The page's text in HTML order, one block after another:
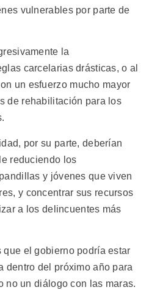
vulnerables por parte de
la
carcelarias drásticas, o al
un esfuerzo mucho mayor
de rehabilitación para los
por su parte, deberían
reduciendo los
y jóvenes que viven
y concentrar sus recursos
a los delincuentes más
que el gobierno podría estar
dentro del próximo año para
no un diálogo con las maras.